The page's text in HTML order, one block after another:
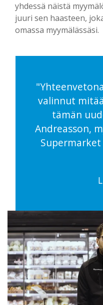
yhdessä näistä
juuri sen haasteen,
omassa myymälässäsi.
valinnut
tämän
Andreasson,